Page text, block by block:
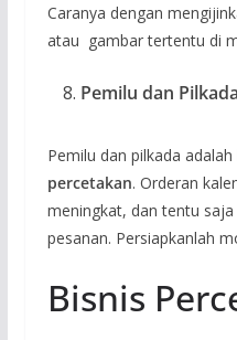
Caranya dengan
atau gambar tertentu di
Pemilu dan Pilkada
Pemilu dan pilkada
percetakan. Orderan
meningkat, dan tentu
pesanan. Persiapkanlah
Bisnis